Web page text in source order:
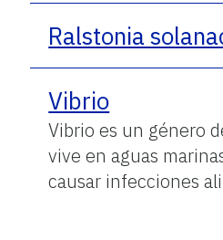
Ralstonia
Vibrio
Vibrio es un género
vive en aguas
causar infecciones